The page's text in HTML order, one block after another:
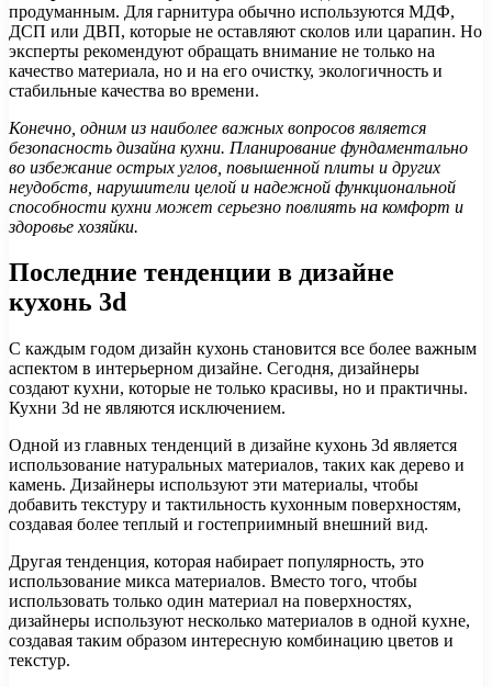
продуманным. Для гарнитура обычно используются МДФ,
ДСП или ДВП, которые не оставляют сколов или царапин. Но
эксперты рекомендуют обращать внимание не только на
качество материала, но и на его очистку, экологичность и
стабильные качества во времени.
Конечно, одним из наиболее важных вопросов является
безопасность дизайна кухни. Планирование фундаментально
во избежание острых углов, повышенной плиты и других
неудобств, нарушители целой и надежной функциональной
способности кухни может серьезно повлиять на комфорт и
здоровье хозяйки.
Последние тенденции в дизайне
кухонь 3d
С каждым годом дизайн кухонь становится все более важным
аспектом в интерьерном дизайне. Сегодня, дизайнеры
создают кухни, которые не только красивы, но и практичны.
Кухни 3d не являются исключением.
Одной из главных тенденций в дизайне кухонь 3d является
использование натуральных материалов, таких как дерево и
камень. Дизайнеры используют эти материалы, чтобы
добавить текстуру и тактильность кухонным поверхностям,
создавая более теплый и гостеприимный внешний вид.
Другая тенденция, которая набирает популярность, это
использование микса материалов. Вместо того, чтобы
использовать только один материал на поверхностях,
дизайнеры используют несколько материалов в одной кухне,
создавая таким образом интересную комбинацию цветов и
текстур.